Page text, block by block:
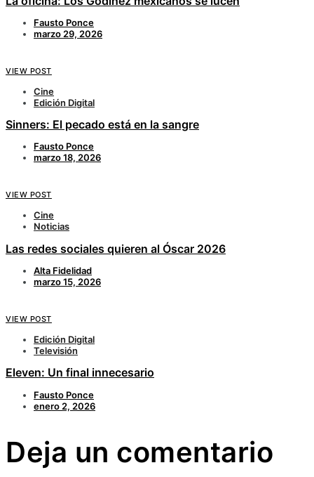
Fausto Ponce
marzo 29, 2026
VIEW POST
Cine
Edición Digital
Sinners: El pecado está en la sangre
Fausto Ponce
marzo 18, 2026
VIEW POST
Cine
Noticias
Las redes sociales quieren al Óscar 2026
Alta Fidelidad
marzo 15, 2026
VIEW POST
Edición Digital
Televisión
Eleven: Un final innecesario
Fausto Ponce
enero 2, 2026
Deja un comentario